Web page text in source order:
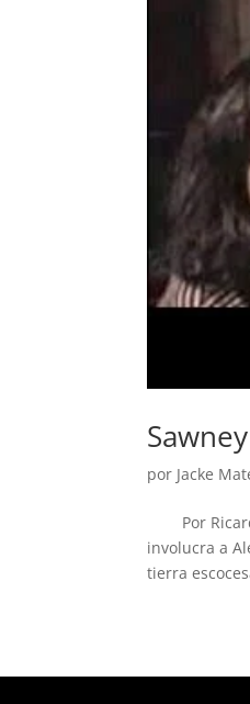
por Jacke
Por
involucra a
tierra